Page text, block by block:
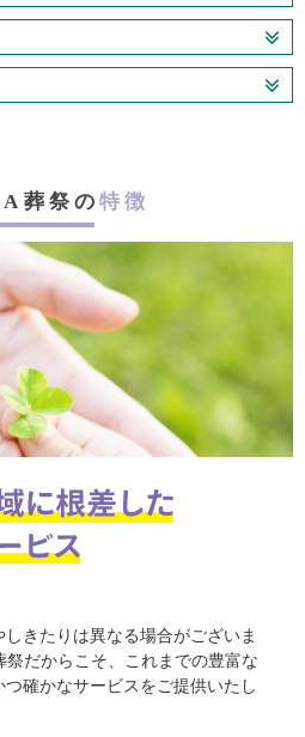
葬祭の特徴
きたりは異なる場合がございま
祭だからこそ、これまでの豊富な
確かなサービスをご提供いたし